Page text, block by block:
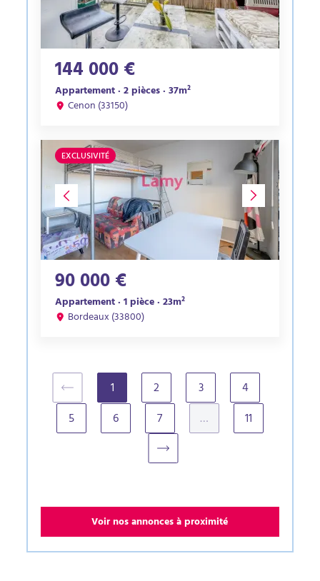
144 000 €
Appartement · 2 pièces · 37m²
Cenon (33150)
EXCLUSIVITÉ
90 000 €
Appartement · 1 pièce · 23m²
Bordeaux (33800)
1(current)2 3
4
5
6 7 … 11
Voir nos annonces à proximité